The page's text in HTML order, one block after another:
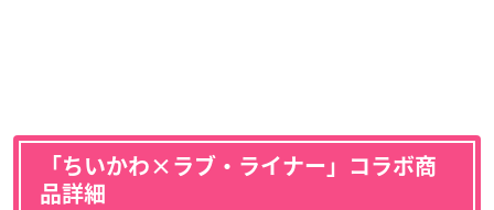
「ちいかわ×ラブ・ライナー」コラボ商
品詳細